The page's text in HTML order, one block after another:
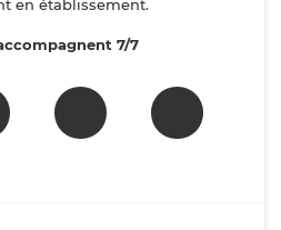
en établissement.
7/7